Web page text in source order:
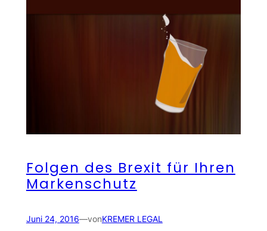
Folgen des Brexit für Ihren
Markenschutz
Juni 24, 2016—vonKREMER LEGAL